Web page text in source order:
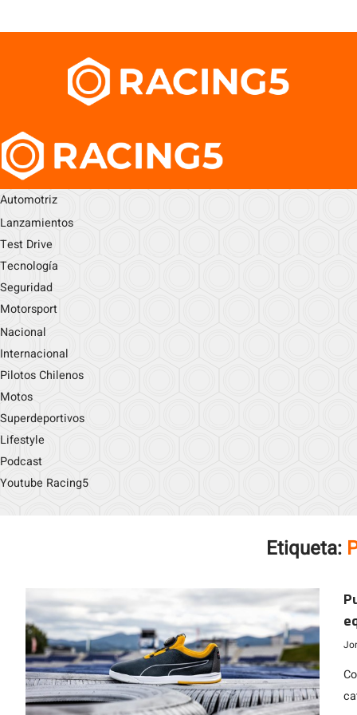
Automotriz
Lanzamientos
Test Drive
Tecnología
Seguridad
Motorsport
Nacional
Internacional
Pilotos Chilenos
Motos
Superdeportivos
Lifestyle
Podcast
Youtube Racing5
Etiqueta: